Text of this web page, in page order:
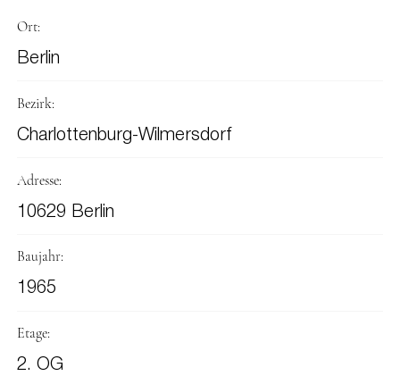
Ort:
Berlin
Bezirk:
Charlottenburg-Wilmersdorf
Adresse:
10629 Berlin
Baujahr:
1965
Etage:
2. OG